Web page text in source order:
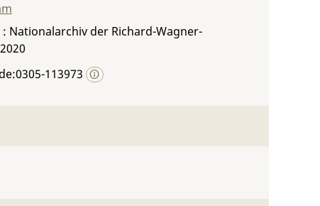
Nationalarchiv der Richard-Wagner-
113973